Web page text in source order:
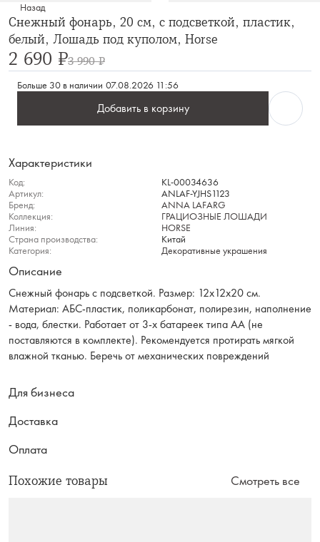
Назад
Снежный фонарь, 20 см, с подсветкой, пластик,
белый, Лошадь под куполом, Horse
2 690 ₽3 990 ₽
Больше 30 в наличии 07.08.2026 11:56
Добавить в корзину
Характеристики
Код:
KL-00034636
Артикул:
ANLAF-YJHS1123
Бренд:
ANNA LAFARG
Коллекция:
ГРАЦИОЗНЫЕ ЛОШАДИ
Линия:
HORSE
Страна производства:
Китай
Категория:
Декоративные украшения
Описание
Снежный фонарь с подсветкой. Размер: 12x12х20 см.
Материал: АБС-пластик, поликарбонат, полирезин, наполнение
- вода, блестки. Работает от 3-х батареек типа АА (не
поставляются в комплекте). Рекомендуется протирать мягкой
влажной тканью. Беречь от механических повреждений
Для бизнеса
Доставка
Оплата
Похожие товары Смотреть все